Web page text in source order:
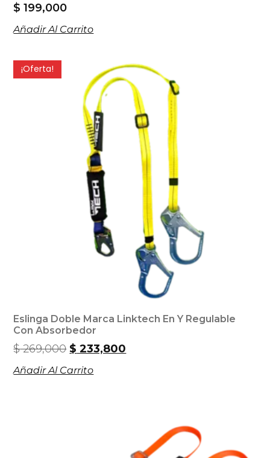
$ 199,000
Añadir Al Carrito
¡Oferta!
Eslinga Doble Marca Linktech En Y Regulable
Con Absorbedor
$269,000 $ 233,800
Añadir Al Carrito